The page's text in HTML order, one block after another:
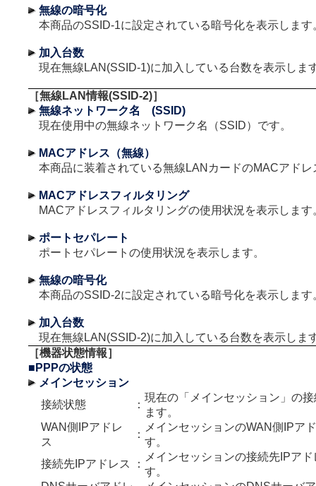
無線の暗号化
本商品のSSID-1に設定されている暗号化を表示します
加入台数
現在無線LAN(SSID-1)に加入している台数を表示しま
［無線LAN情報(SSID-2)］
無線ネットワーク名 (SSID)
現在使用中の無線ネットワーク名（SSID）です。
MACアドレス（無線）
本商品に装着されている無線LANカードのMACアドレ
MACアドレスフィルタリング
MACアドレスフィルタリングの使用状況を表示します
ポートセパレート
ポートセパレートの使用状況を表示します。
無線の暗号化
本商品のSSID-2に設定されている暗号化を表示します
加入台数
現在無線LAN(SSID-2)に加入している台数を表示しま
［機器状態情報］
■PPPの状態
メインセッション
接続状態
：
現在の「メインセッション」の
ます。
WAN側IPアドレ
ス
：
メインセッションのWAN側IPア
す。
接続先IPアドレス
：
メインセッションの接続先IPア
す。